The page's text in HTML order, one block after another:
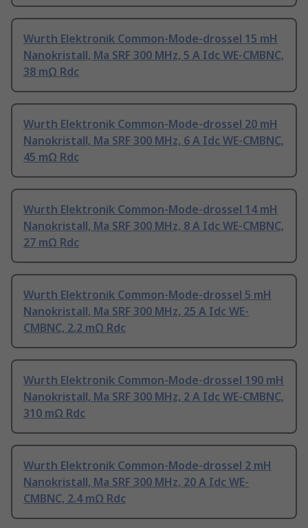
Wurth Elektronik Common-Mode-drossel 15 mH
Nanokristall, Ma SRF 300 MHz, 5 A Idc WE-CMBNC,
38 mΩ Rdc
Wurth Elektronik Common-Mode-drossel 20 mH
Nanokristall, Ma SRF 300 MHz, 6 A Idc WE-CMBNC,
45 mΩ Rdc
Wurth Elektronik Common-Mode-drossel 14 mH
Nanokristall, Ma SRF 300 MHz, 8 A Idc WE-CMBNC,
27 mΩ Rdc
Wurth Elektronik Common-Mode-drossel 5 mH
Nanokristall, Ma SRF 300 MHz, 25 A Idc WE-
CMBNC, 2.2 mΩ Rdc
Wurth Elektronik Common-Mode-drossel 190 mH
Nanokristall, Ma SRF 300 MHz, 2 A Idc WE-CMBNC,
310 mΩ Rdc
Wurth Elektronik Common-Mode-drossel 2 mH
Nanokristall, Ma SRF 300 MHz, 20 A Idc WE-
CMBNC, 2.4 mΩ Rdc